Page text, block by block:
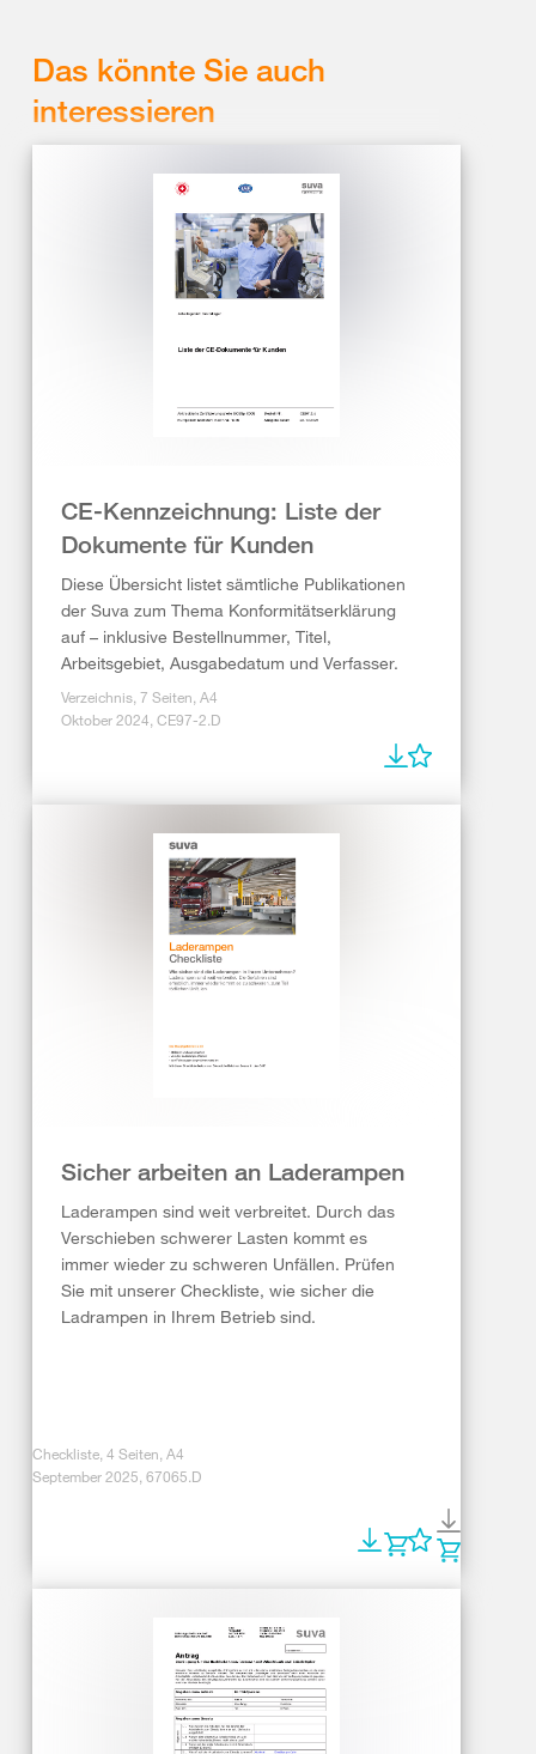
Das könnte Sie auch
interessieren
CE-Kennzeichnung: Liste der
Dokumente für Kunden
Diese Übersicht listet sämtliche Publikationen
der Suva zum Thema Konformitätserklärung
auf – inklusive Bestellnummer, Titel,
Arbeitsgebiet, Ausgabedatum und Verfasser.
Verzeichnis, 7 Seiten, A4
Oktober 2024, CE97-2.D
Sicher arbeiten an Laderampen
Laderampen sind weit verbreitet. Durch das
Verschieben schwerer Lasten kommt es
immer wieder zu schweren Unfällen. Prüfen
Sie mit unserer Checkliste, wie sicher die
Ladrampen in Ihrem Betrieb sind.
Checkliste, 4 Seiten, A4
September 2025, 67065.D